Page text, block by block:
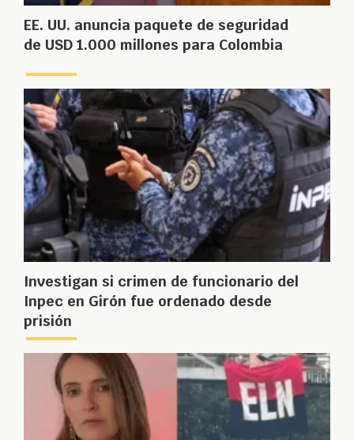
EE. UU. anuncia paquete de seguridad
de USD 1.000 millones para Colombia
Investigan si crimen de funcionario del
Inpec en Girón fue ordenado desde
prisión